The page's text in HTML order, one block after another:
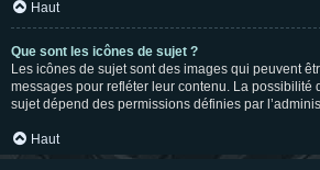
Haut
Que sont les icônes de sujet ?
Les icônes de sujet sont des images qui peuvent
messages pour refléter leur contenu. La possibilité
sujet dépend des permissions définies par
Haut